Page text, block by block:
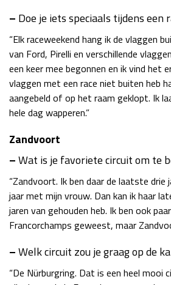
– Doe je iets speciaals tijdens een
“Elk raceweekend hang ik de vlaggen
van Ford, Pirelli en verschillende
een keer mee begonnen en ik vind het
vlaggen met een race niet buiten heb
aangebeld of op het raam geklopt. Ik
hele dag wapperen.”
Zandvoort
–Wat is je favoriete circuit om te
“Zandvoort. Ik ben daar de laatste
jaar met mijn vrouw. Dan kan ik haar
jaren van gehouden heb. Ik ben ook
Francorchamps geweest, maar
–Welk circuit zou je graag op de
“De Nürburgring. Dat is een heel mooi